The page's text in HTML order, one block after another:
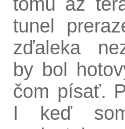
tunel
zďaleka
by bol
čom písať.
I keď